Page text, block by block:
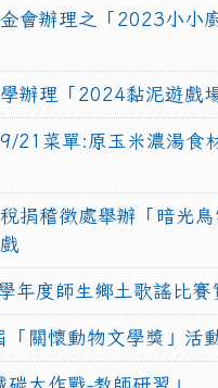
會辦理之「2023小小
辦理「2024黏泥遊戲
21菜單:原玉米濃湯食
捐稽徵處舉辦「暗光鳥
年度師生鄉土歌謠比賽
「關懷動物文學獎」活
碳大作戰-教師研習」